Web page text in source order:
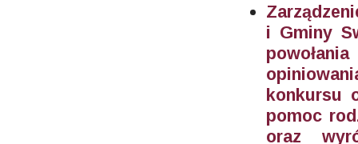
i Gminy
konkursu
pomoc
oraz